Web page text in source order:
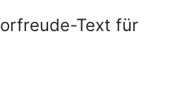
Text für